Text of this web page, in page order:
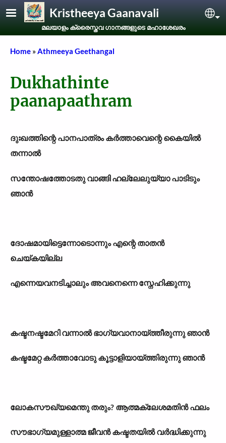
Skip to main contentKristheeya Gaanavali
മലയാളം ക്രൈസ്തവ ഗാനങ്ങളുടെ മഹാശേഖരം
Breadcrumb
Home Athmeeya Geethangal
Dukhathinte
paanapaathram
ദുഃഖത്തിന്റെ പാനപാത്രം കർത്താവെന്റെ കൈയിൽ
തന്നാൽ
സന്തോഷത്തോടതു വാങ്ങി ഹല്ലേലുയ്യാ പാടിടും
ഞാൻ
ദോഷമായിട്ടെന്നോടൊന്നും എന്റെ താതൻ
ചെയ്കയില്ല
എന്നെയവനടിച്ചാലും അവനെന്നെ സ്നേഹിക്കുന്നു
കഷ്ടനഷ്ടമേറി വന്നാൽ ഭാഗ്യവാനായ്ത്തീരുന്നു ഞാൻ
കഷ്ടമേറ്റ കർത്താവോടു കൂട്ടാളിയായ്ത്തിരുന്നു ഞാൻ
ലോകസൗഖ്യമെന്തു തരും? ആത്മക്ലേശമതിൻ ഫലം
സൗഭാഗ്യമുള്ളാത്മ ജീവൻ കഷ്ടതയിൽ വർദ്ധിക്കുന്നു